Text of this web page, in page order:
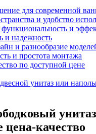
для современной
и удобство
и
и надежность
и разнообразие
и простота монтажа
по доступной цене
унитаз или
цена-качество